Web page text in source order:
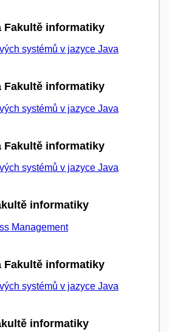
Fakultě informatiky
systémů v jazyce Java
Fakultě informatiky
systémů v jazyce Java
Fakultě informatiky
systémů v jazyce Java
informatiky
Management
Fakultě informatiky
systémů v jazyce Java
informatiky